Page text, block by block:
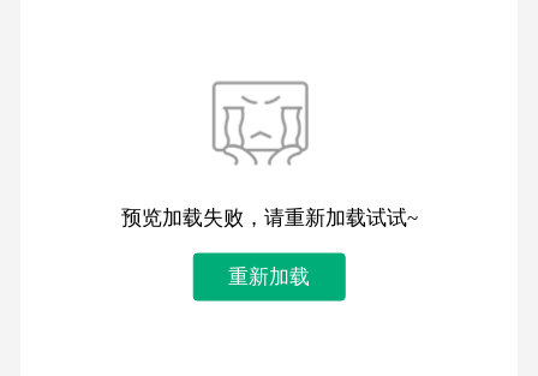
预览加载失败，请重新加载试试~
重新加载